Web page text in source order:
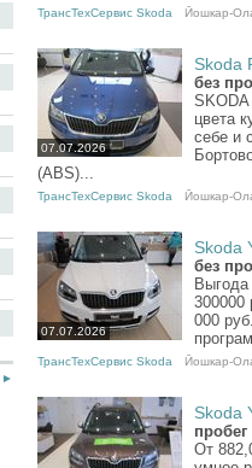
ТрансТехСервис Skoda Йошкар-
07.07.2026
Skoda
без
цвета
себе и
(ABS)...
ТрансТехСервис Skoda Йошкар-
07.07.2026
Skoda
без
300000
000
ТрансТехСервис Skoda Йошкар-
Skoda
От